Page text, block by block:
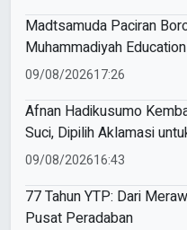
Madtsamuda Paciran
Muhammadiyah
09/08/202617:26
Afnan Hadikusumo
Suci, Dipilih Aklamasi
2031
09/08/202616:43
77 Tahun YTP: Dari
Pusat Peradaban